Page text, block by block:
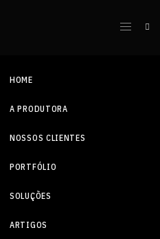
HOME
A PRODUTORA
NOSSOS CLIENTES
PORTFÓLIO
SOLUÇÕES
ARTIGOS
These Tips